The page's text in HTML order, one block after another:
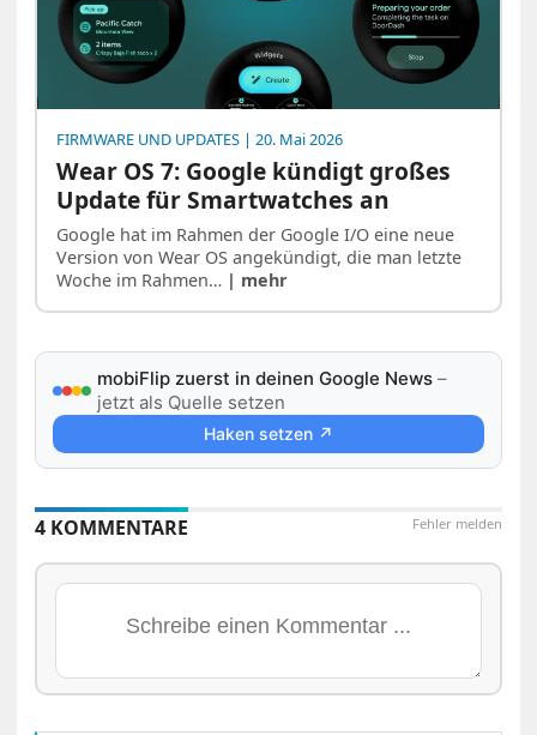
FIRMWARE UND UPDATES | 20. Mai 2026
Wear OS 7: Google kündigt großes
Update für Smartwatches an
Google hat im Rahmen der Google I/O eine neue
Version von Wear OS angekündigt, die man letzte
Woche im Rahmen… | mehr
mobiFlip zuerst in deinen Google News –
jetzt als Quelle setzen
Haken setzen ↗
Fehler melden
4 KOMMENTARE